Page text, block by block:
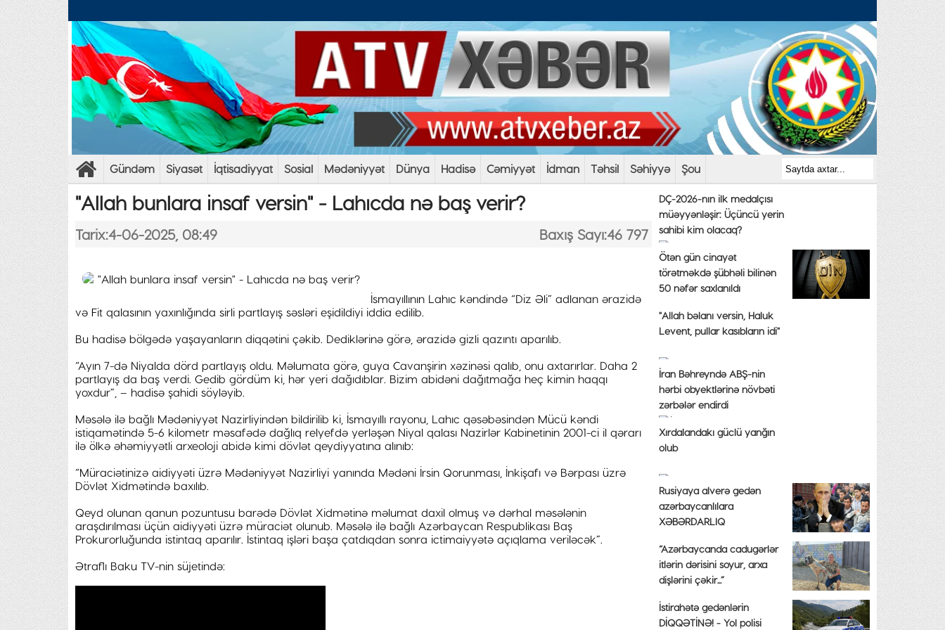
Gündəm Siyasət İqtisadiyyat Sosial Mədəniyyət Dünya Hadisə Cəmiyyət İdman Təhsil Səhiyyə Şou
"Allah bunlara insaf versin" - Lahıcda nə baş verir?
Tarix:4-06-2025, 08:49 Baxış Sayı:46 797
İsmayıllının Lahıc kəndində “Diz Əli” adlanan ərazidə
və Fit qalasının yaxınlığında sirli partlayış səsləri eşidildiyi iddia edilib.
Bu hadisə bölgədə yaşayanların diqqətini çəkib. Dediklərinə görə, ərazidə gizli qazıntı aparılıb.
“Ayın 7-də Niyalda dörd partlayış oldu. Məlumata görə, guya Cavanşirin xəzinəsi qalıb, onu axtarırlar. Daha 2
partlayış da baş verdi. Gedib gördüm ki, hər yeri dağıdıblar. Bizim abidəni dağıtmağa heç kimin haqqı
yoxdur”, – hadisə şahidi söyləyib.
Məsələ ilə bağlı Mədəniyyət Nazirliyindən bildirilib ki, İsmayıllı rayonu, Lahıc qəsəbəsindən Mücü kəndi
istiqamətində 5-6 kilometr məsafədə dağlıq relyefdə yerləşən Niyal qalası Nazirlər Kabinetinin 2001-ci il qərarı
ilə ölkə əhəmiyyətli arxeoloji abidə kimi dövlət qeydiyyatına alınıb:
“Müraciətinizə aidiyyəti üzrə Mədəniyyət Nazirliyi yanında Mədəni İrsin Qorunması, İnkişafı və Bərpası üzrə
Dövlət Xidmətində baxılıb.
Qeyd olunan qanun pozuntusu barədə Dövlət Xidmətinə məlumat daxil olmuş və dərhal məsələnin
araşdırılması üçün aidiyyəti üzrə müraciət olunub. Məsələ ilə bağlı Azərbaycan Respublikası Baş
Prokurorluğunda istintaq aparılır. İstintaq işləri başa çatdıqdan sonra ictimaiyyətə açıqlama veriləcək”.
Ətraflı Baku TV-nin süjetində:
DÇ-2026-nın ilk medalçısı
müəyyənləşir: Üçüncü yerin
sahibi kim olacaq?
Ötən gün cinayət
törətməkdə şübhəli bilinən
50 nəfər saxlanıldı
"Allah bəlanı versin, Haluk
Levent, pullar kasıbların idi"
İran Bəhreyndə ABŞ-nin
hərbi obyektlərinə növbəti
zərbələr endirdi
Xırdalandakı güclü yanğın
olub
Rusiyaya alverə gedən
azərbaycanlılara
XƏBƏRDARLIQ
“Azərbaycanda cadugərlər
itlərin dərisini soyur, arxa
dişlərini çəkir...”
İstirahətə gedənlərin
DİQQƏTİNƏ! - Yol polisi